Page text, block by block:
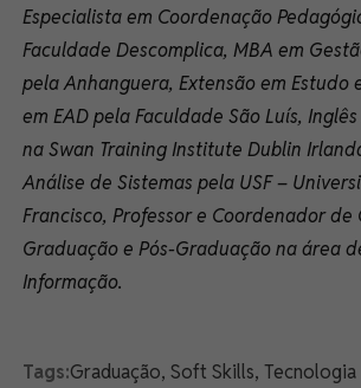
Especialista em Coordenação
Faculdade Descomplica, MBA em
pela Anhanguera, Extensão em Estudo
em EAD pela Faculdade São Luís,
na Swan Training Institute Dublin
Análise de Sistemas pela USF –
Francisco, Professor e Coordenador de
Graduação e Pós-Graduação na área
Informação.
Tags:Graduação, Soft Skills, Tecnologia